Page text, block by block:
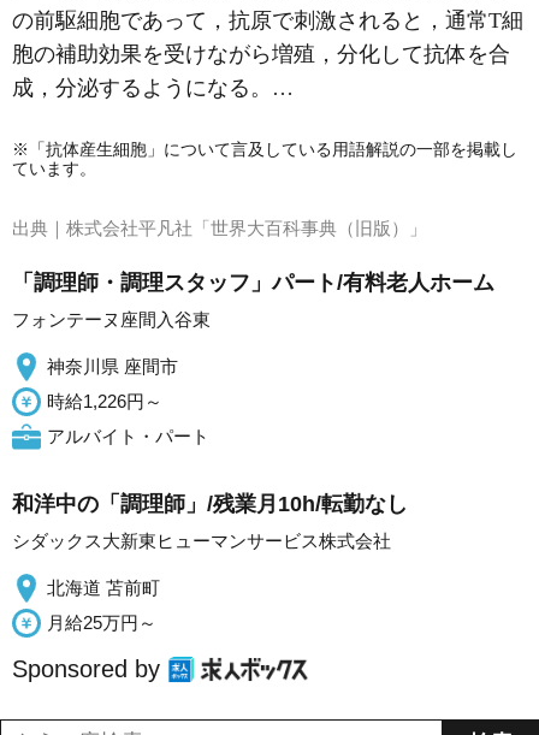
の前駆細胞であって，抗原で刺激されると，通常T細
胞の補助効果を受けながら増殖，分化して抗体を合
成，分泌するようになる。…
※「抗体産生細胞」について言及している用語解説の一部を掲載し
ています。
出典｜ 株式会社平凡社「世界大百科事典（旧版）」
「調理師・調理スタッフ」パート/有料老人ホーム
フォンテーヌ座間入谷東
神奈川県 座間市
時給1,226円～
アルバイト・パート
和洋中の「調理師」/残業月10h/転勤なし
シダックス大新東ヒューマンサービス株式会社
北海道 苫前町
月給25万円～
Sponsored by